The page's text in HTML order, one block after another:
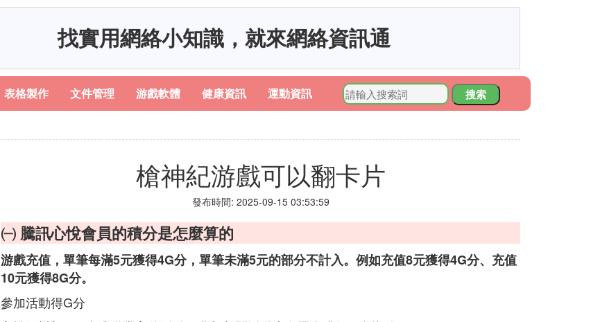
找實用網絡小知識，就來網絡資訊通
表格製作 文件管理 游戲軟體 健康資訊 運動資訊
搜索
槍神紀游戲可以翻卡片
發布時間: 2025-09-15 03:53:59
㈠ 騰訊心悅會員的積分是怎麼算的
游戲充值，單筆每滿5元獲得4G分，單筆未滿5元的部分不計入。例如充值8元獲得4G分、充值
10元獲得8G分。
參加活動得G分